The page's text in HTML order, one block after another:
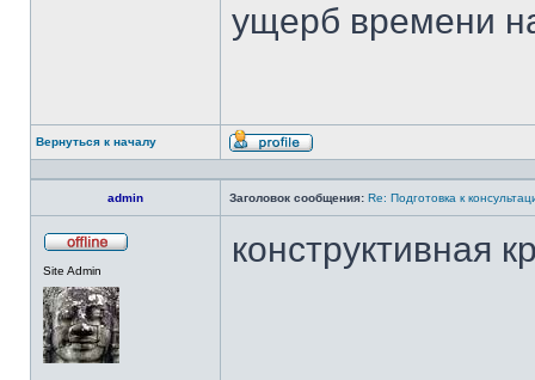
ущерб времени
Вернуться к началу
Профиль
admin Заголовок сообщения: Re: Подготовка к
Site Admin
конструктивная